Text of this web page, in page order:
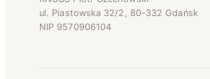
ul. Piastowska 32/2, 80-332 Gdańsk
NIP 9570906104